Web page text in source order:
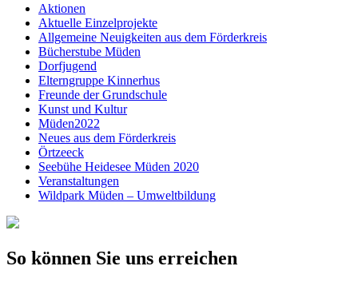
Aktionen
Aktuelle Einzelprojekte
Allgemeine Neuigkeiten aus dem Förderkreis
Bücherstube Müden
Dorfjugend
Elterngruppe Kinnerhus
Freunde der Grundschule
Kunst und Kultur
Müden2022
Neues aus dem Förderkreis
Örtzeeck
Seebühe Heidesee Müden 2020
Veranstaltungen
Wildpark Müden – Umweltbildung
So können Sie uns erreichen